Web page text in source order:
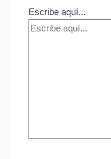
Escribe aquí...